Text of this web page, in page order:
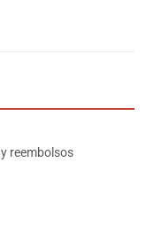
reembolsos